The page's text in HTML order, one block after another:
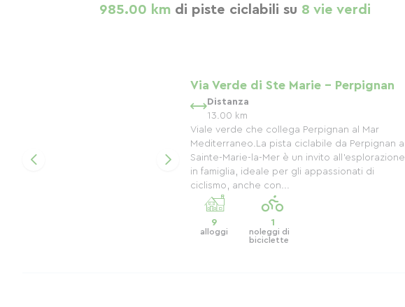
985.00 km di piste ciclabili su 8 vie verdi
Via Verde di Ste Marie - Perpignan
Distanza
13.00 km
Viale verde che collega Perpignan al Mar
Mediterraneo.La pista ciclabile da Perpignan a
Sainte-Marie-la-Mer è un invito all'esplorazione
in famiglia, ideale per gli appassionati di
ciclismo, anche con...
9
alloggi
1
noleggi di
biciclette